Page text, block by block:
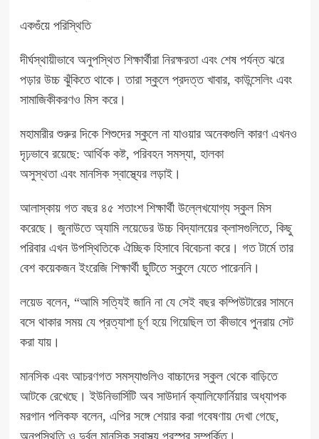
একগুঁয়ে পরিস্থিতি
দীর্ঘস্থায়ীভাবে অনুপস্থিত শিক্ষার্থীরা নিরক্ষরতাএবং শেষ পর্যন্ত ঝরে
পড়ারউচ্চ ঝুঁকিতে থাকে। তারা স্কুলে প্রদত্ত খাবার, কাউন্সেলিংএবং
সামাজিকীকরণও মিস করে।
মহামারীর শুরুর দিকে শিশুদের স্কুলে না যাওয়ার অনেকগুলি কারণ এখনও
দৃঢ়ভাবে রয়েছে: আর্থিক কষ্ট, পরিবহনসমস্যা, হালকা
অসুস্থতাএবং মানসিক স্বাস্থ্যেরলড়াই।
আলাস্কায় গত বছর ৪৫ শতাংশ শিক্ষার্থী উল্লেখযোগ্য স্কুল মিস
করেছে। জুনাউতে অ্যামি লয়েডের উচ্চ বিদ্যালয়ের ক্লাসগুলিতে, কিছু
পরিবার এখন উপস্থিতিকে ঐচ্ছিক হিসাবে বিবেচনা করে। গত টার্মে তার
বেশ কয়েকজন ইংরেজি শিক্ষার্থী ছুটিতে স্কুলে যেতে পারেননি।
লয়েড বলেন, “আমি সত্যিই জানি না যে সেই বছর কম্পিউটারের সামনে
বসে থাকার সময় যে প্রত্যাশা চূর্ণ হয়ে গিয়েছিল তা কীভাবে পুনরায় সেট
করা যায়।
মানসিক এবং আচরণগত সমস্যাগুলিও বাচ্চাদের স্কুল থেকে বাড়িতে
আটকে রেখেছে। ইউনিভার্সিটি অব সাউদার্ন ক্যালিফোর্নিয়ার অধ্যাপক
মরগান পলিকফ বলেন, এপির সঙ্গে শেয়ারকরা গবেষণায় দেখা গেছে,